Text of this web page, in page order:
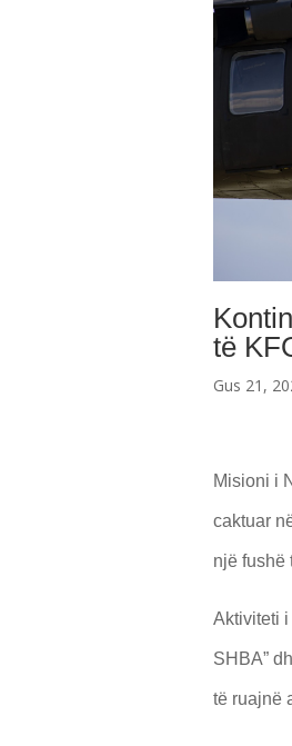
të
Gus 21,
Misioni i
caktuar
një fushë
Aktiviteti i
SHBA”
të ruajnë